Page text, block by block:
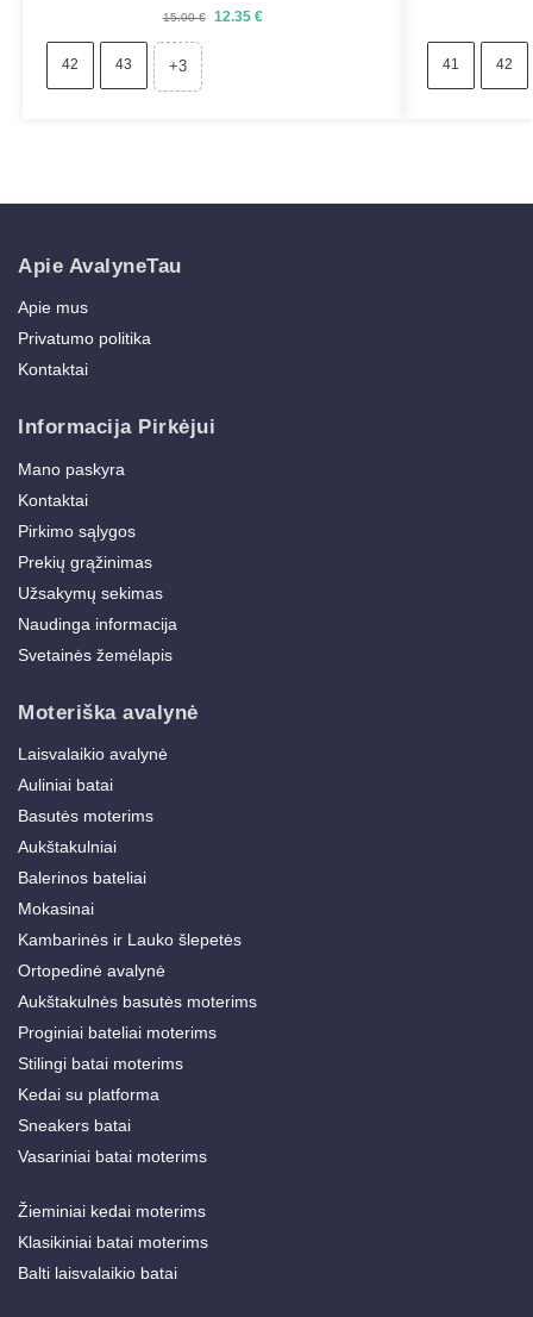
15.00€ 12.35 €
42 43 +3 41 42
Apie AvalyneTau
Apie mus
Privatumo politika
Kontaktai
Informacija Pirkėjui
Mano paskyra
Kontaktai
Pirkimo sąlygos
Prekių grąžinimas
Užsakymų sekimas
Naudinga informacija
Svetainės žemėlapis
Moteriška avalynė
Laisvalaikio avalynė
Auliniai batai
Basutės moterims
Aukštakulniai
Balerinos bateliai
Mokasinai
Kambarinės ir Lauko šlepetės
Ortopedinė avalynė
Aukštakulnės basutės moterims
Proginiai bateliai moterims
Stilingi batai moterims
Kedai su platforma
Sneakers batai
Vasariniai batai moterims
Žieminiai kedai moterims
Klasikiniai batai moterims
Balti laisvalaikio batai